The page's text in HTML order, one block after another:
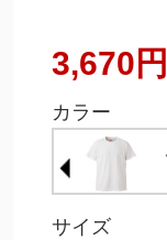
3,670円
カラー
サイズ